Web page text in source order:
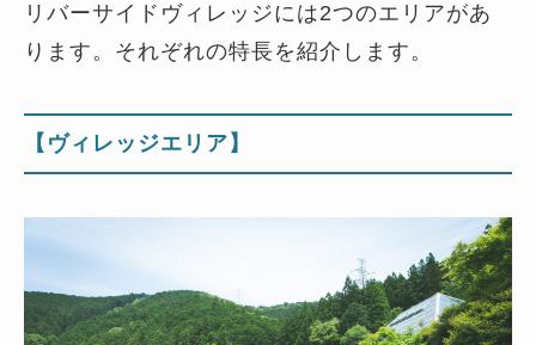
リバーサイドヴィレッジには2つのエリアがあ
ります。それぞれの特長を紹介します。
【ヴィレッジエリア】